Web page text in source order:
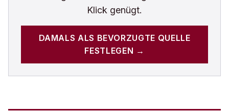
Klick genügt.
DAMALS ALS BEVORZUGTE QUELLE
FESTLEGEN →